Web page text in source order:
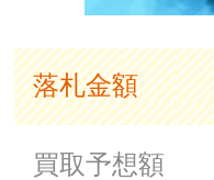
落札金額
買取予想額